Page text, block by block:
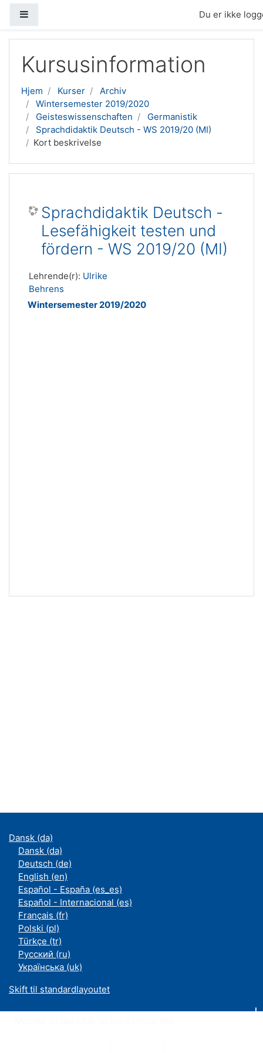
Du er ikke
Kursusinformation
Hjem Kurser
Archiv
Wintersemester 2019/2020
Geisteswissenschaften
Germanistik
Sprachdidaktik Deutsch - WS 2019/20 (MI)
Kort beskrivelse
Sprachdidaktik Deutsch -
Lesefähigkeit testen und
fördern - WS 2019/20 (MI)
Lehrende(r): Ulrike
Behrens
Wintersemester 2019/2020
Dansk ‎(da)‎
Dansk ‎(da)‎
Deutsch ‎(de)‎
English ‎(en)‎
Español - España ‎(es_es)‎
Español - Internacional ‎(es)‎
Français ‎(fr)‎
Polski ‎(pl)‎
Türkçe ‎(tr)‎
Русский ‎(ru)‎
Українська ‎(uk)‎
Skift til standardlayoutet